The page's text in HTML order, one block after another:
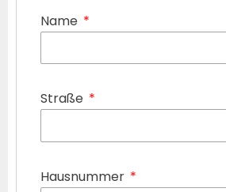
Name
Straße
Hausnummer